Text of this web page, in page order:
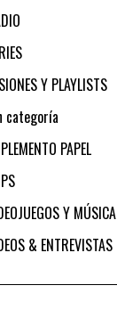
Y PLAYLISTS
categoría
PAPEL
Y MÚSICA
& ENTREVISTAS